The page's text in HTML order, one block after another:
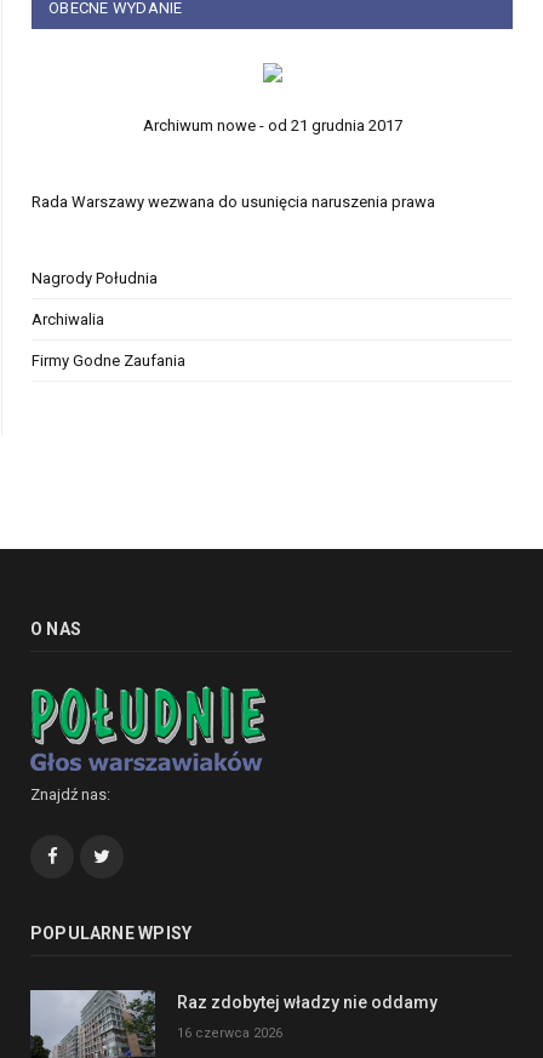
OBECNE WYDANIE
Archiwum nowe - od 21 grudnia 2017
Rada Warszawy wezwana do usunięcia naruszenia prawa
Nagrody Południa
Archiwalia
Firmy Godne Zaufania
O NAS
Znajdź nas:
Facebook
POPULARNE WPISY
Raz zdobytej władzy nie oddamy
16 czerwca 2026